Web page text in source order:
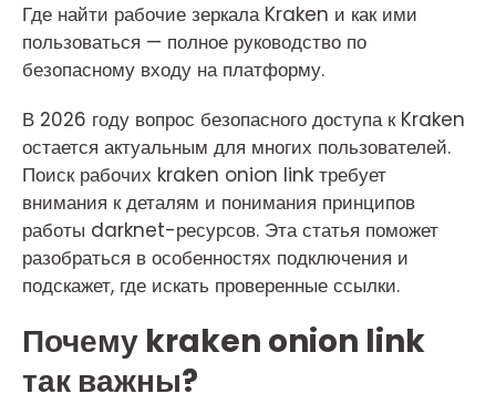
Где найти рабочие зеркала Kraken и как ими
пользоваться — полное руководство по
безопасному входу на платформу.
В 2026 году вопрос безопасного доступа к Kraken
остается актуальным для многих пользователей.
Поиск рабочих kraken onion link требует
внимания к деталям и понимания принципов
работы darknet-ресурсов. Эта статья поможет
разобраться в особенностях подключения и
подскажет, где искать проверенные ссылки.
Почему kraken onion link
так важны?